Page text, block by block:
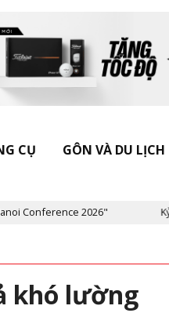
CỤ GÔN VÀ DU LỊCH
2026" Kỷ
khó lường